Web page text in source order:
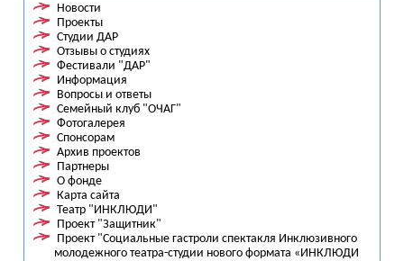
Новости
Проекты
Студии ДАР
Отзывы о студиях
Фестивали "ДАР"
Информация
Вопросы и ответы
Семейный клуб "ОЧАГ"
Фотогалерея
Спонсорам
Архив проектов
Партнеры
О фонде
Карта сайта
Театр "ИНКЛЮДИ"
Проект "Защитник"
Проект "Социальные гастроли спектакля Инклюзивного
молодежного театра-студии нового формата «ИНКЛЮДИ